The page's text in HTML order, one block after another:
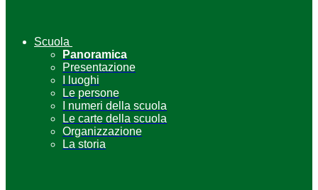
Scuola
Panoramica
Presentazione
I luoghi
Le persone
I numeri della scuola
Le carte della scuola
Organizzazione
La storia